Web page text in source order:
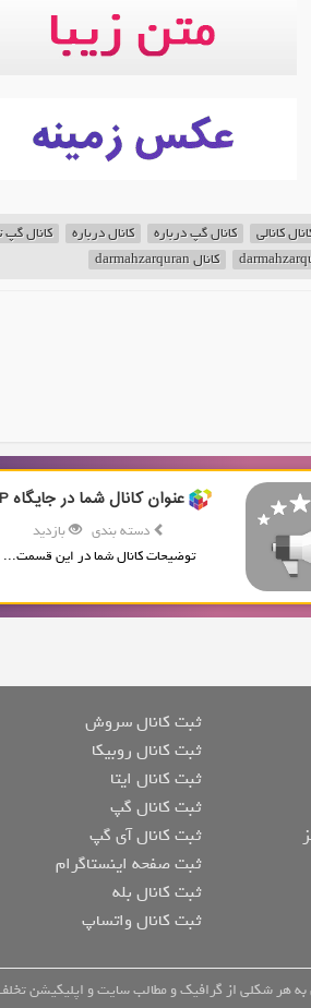
کانالی کانال گپ درباره کانال درباره
کانال گپ
کانال darmahzarquran
عنوان کانال شما در جایگاه VIP
دسته بندی
بازدید
توضیحات کانال شما در این قسمت...
ثبت کانال سروش
ثبت کانال روبیکا
ثبت کانال ایتا
ثبت کانال گپ
ثبت کانال آی گپ
ثبت صفحه اینستاگرام
ثبت کانال بله
ثبت کانال واتساپ
هر شکلی از گرافیک و مطالب سایت و اپلیکیشن تخلف